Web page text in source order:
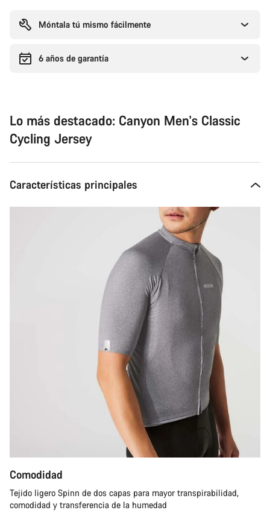
compra
Móntala tú mismo fácilmente
6 años de garantía
Lo más destacado: Canyon Men's Classic
Cycling Jersey
Características principales
Comodidad
Tejido ligero Spinn de dos capas para mayor transpirabilidad,
comodidad y transferencia de la humedad